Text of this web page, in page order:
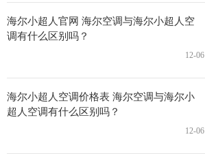
海尔小超人官网 海尔空调与海尔小超人空
调有什么区别吗？
12-06
海尔小超人空调价格表 海尔空调与海尔小
超人空调有什么区别吗？
12-06